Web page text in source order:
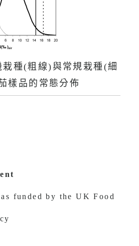
種(粗線)與常規栽種(細
樣品的常態分佈
funded by the UK Food